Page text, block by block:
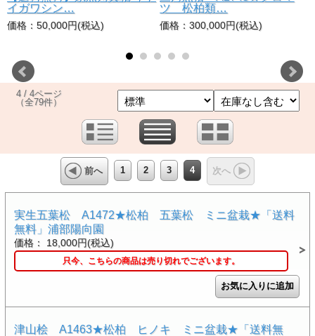
イガワシン…
価格：50,000円(税込)
ツ 松柏類…
価格：300,000円(税込)
4 / 4ページ
（全79件）
前へ 1 2 3 4 次へ
実生五葉松 A1472★松柏 五葉松 ミニ盆栽★「送料
無料」浦部陽向園
価格： 18,000円(税込)
只今、こちらの商品は売り切れでございます。
津山桧 A1463★松柏 ヒノキ ミニ盆栽★「送料無